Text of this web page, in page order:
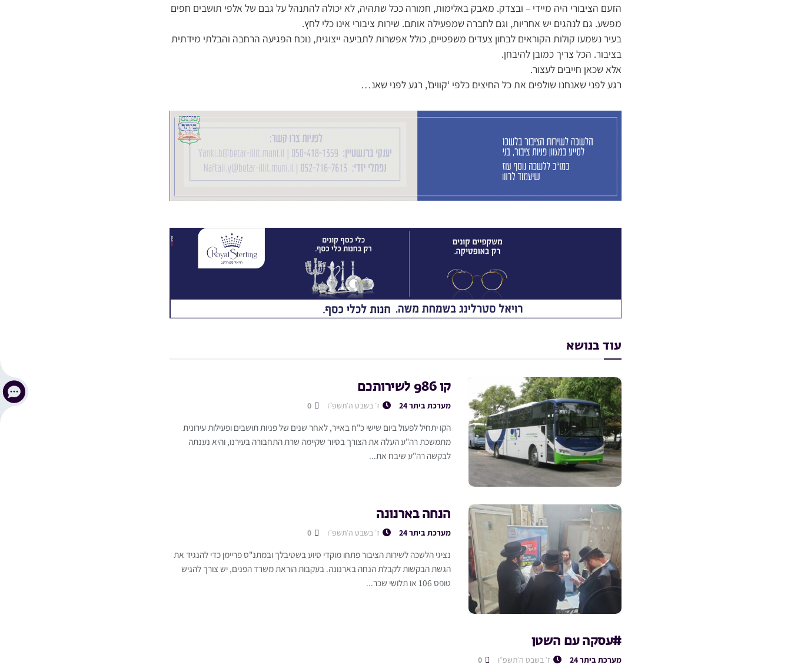
הזעם הציבורי היה מיידי – ובצדק. מאבק באלימות, חמורה ככל שתהיה, לא יכולה להתנהל על גבם של אלפי תושבים חפים
מפשע. גם לנהגים יש אחריות, וגם לחברה שמפעילה אותם. שירות ציבורי אינו כלי לחץ.
בעיר נשמעו קולות הקוראים לבחון צעדים משפטיים, כולל אפשרות לתביעה ייצוגית, נוכח הפגיעה הרחבה והבלתי מידתית
בציבור. הכל צריך כמובן להיבחן.
אלא שכאן חייבים לעצור.
רגע לפני שאנחנו שולפים את כל החיצים כלפי ‘קווים’, רגע לפני שאנ…
עוד בנושא
קו 986 לשירותכם
מערכת ביתר 24 ז׳ בשבט ה׳תשפ״ו
הקו יתחיל לפעול ביום שישי כ"ח באייר, לאחר שנים של פניות תושבים ופעילות עירונית
מתמשכת רה"ע העלה את הצורך בסיור שקיימה שרת התחבורה בעירנו, והיא נענתה
לבקשה רה"ע שיבח את...
הנחה בארנונה
מערכת ביתר 24 ז׳ בשבט ה׳תשפ״ו
נציגי הלשכה לשירות הציבור פתחו מוקדי סיוע בשטיבלך ובמתנ"ס פריימן כדי להנגיד את
הגשת הבקשות לקבלת הנחה בארנונה. בעקבות הוראת משרד הפנים, יש צורך להגיש
טופס 106 או תלושי שכר...
#עסקה עם השטן
מערכת ביתר 24 ז׳ בשבט ה׳תשפ״ו